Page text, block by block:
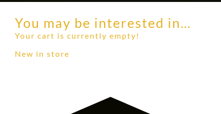
You may be interested in…
Your cart is currently empty!
New in store